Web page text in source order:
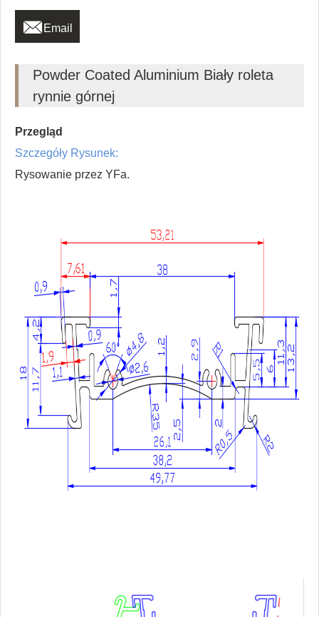
 Email
Powder Coated Aluminium Biały roleta
rynnie górnej
Przegląd
Szczegóły Rysunek:
Rysowanie przez YFa.